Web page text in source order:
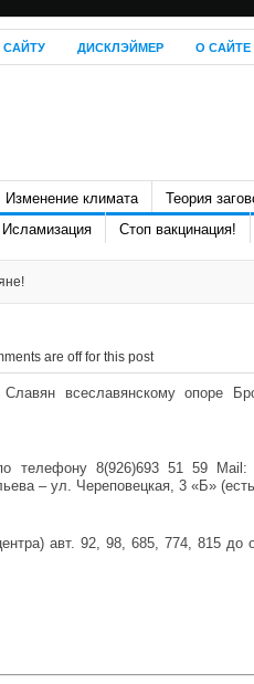
ДИСКЛЭЙМЕР О САЙТЕ
Изменение климата Теория
Исламизация Стоп вакцинация!
are off for this post
всеславянскому опоре
телефону 8(926)693 51 59 Mail:
– ул. Череповецкая, 3 «Б»
авт. 92, 98, 685, 774, 815 до